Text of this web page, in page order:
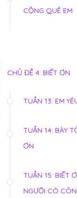
CỘNG QUÊ EM
CHỦ ĐỀ 4: BIẾT ƠN
TUẦN 13: EM
TUẦN 14: BÀY
ƠN
TUẦN 15: BIẾT
NGƯỜI CÓ